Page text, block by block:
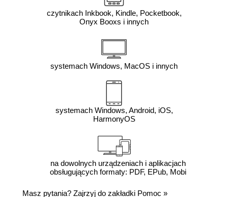
czytnikach Inkbook, Kindle, Pocketbook,
Onyx Booxs i innych
systemach Windows, MacOS i innych
systemach Windows, Android, iOS,
HarmonyOS
na dowolnych urządzeniach i aplikacjach
obsługujących formaty: PDF, EPub, Mobi
Masz pytania? Zajrzyj do zakładki Pomoc »